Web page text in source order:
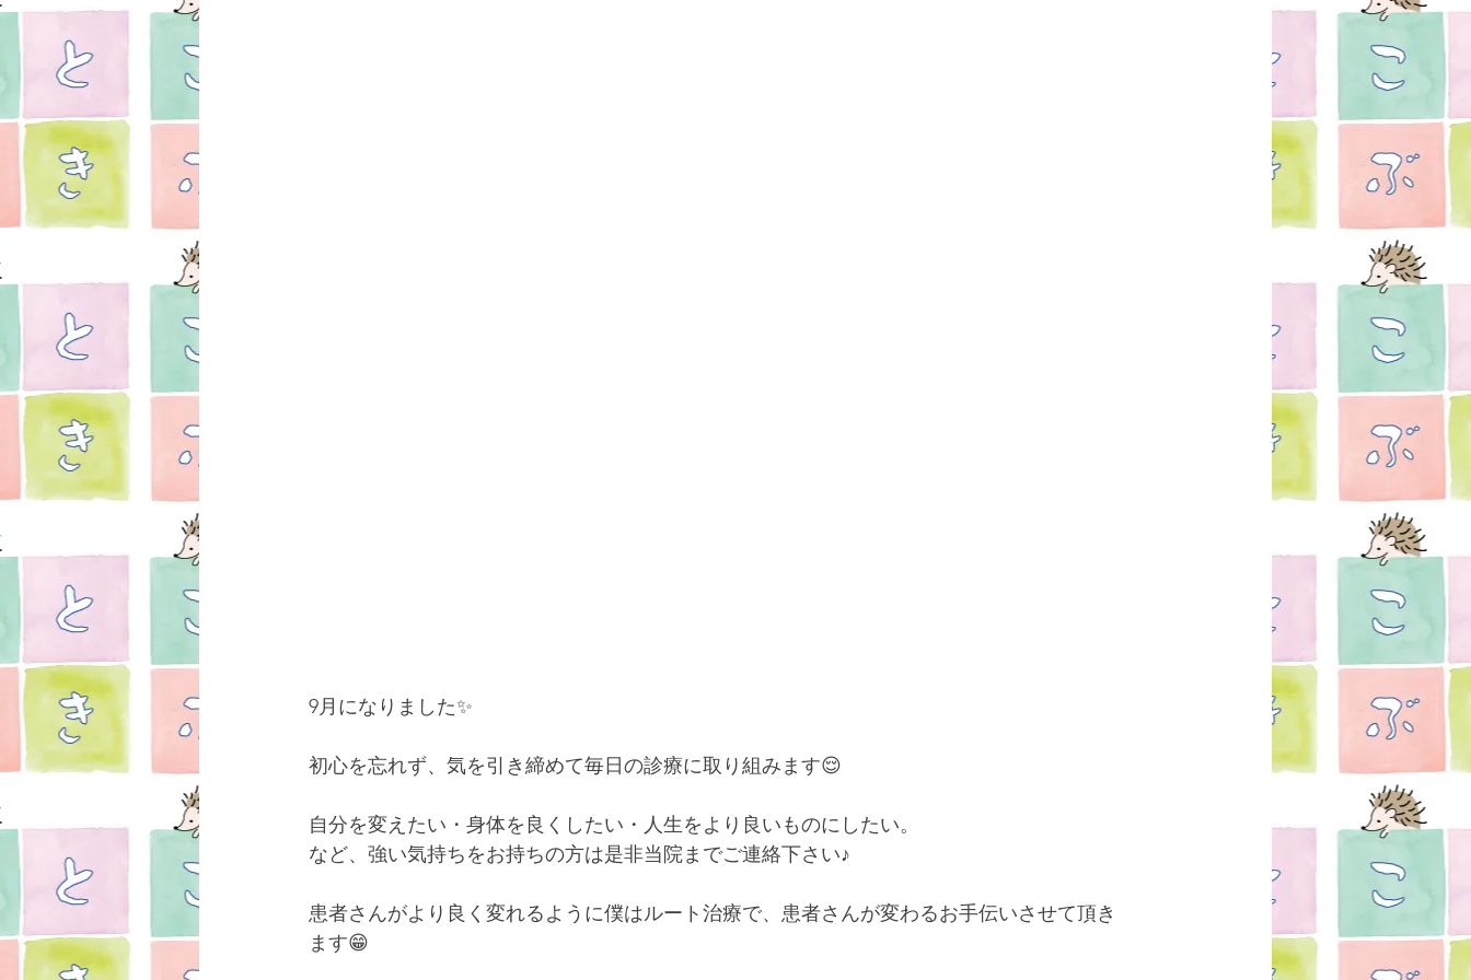
9月になりました✨
初心を忘れず、気を引き締めて毎日の診療に取り組みます😌
自分を変えたい・身体を良くしたい・人生をより良いものにしたい。
など、強い気持ちをお持ちの方は是非当院までご連絡下さい♪
患者さんがより良く変れるように僕はルート治療で、患者さんが変わるお手伝いさせて頂き
ます😁